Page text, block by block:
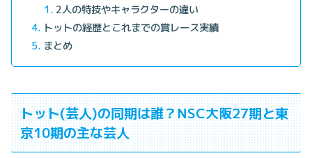
2人の特技やキャラクターの違い
トットの経歴とこれまでの賞レース実績
まとめ
トット(芸人)の同期は誰？NSC大阪27期と東
京10期の主な芸人